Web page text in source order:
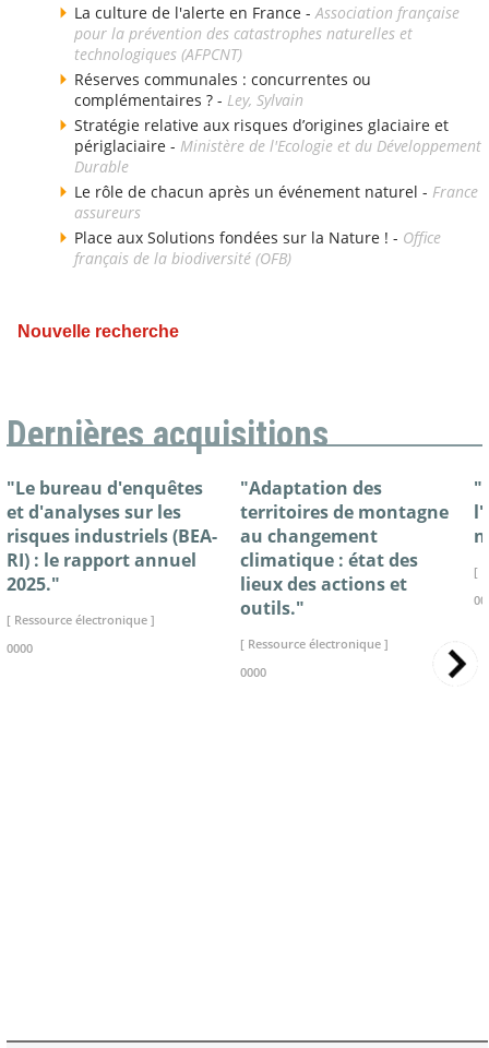
La culture de l'alerte en France -Association française
pour la prévention des catastrophes naturelles et
technologiques (AFPCNT)
Réserves communales : concurrentes ou
complémentaires ? - Ley, Sylvain
Stratégie relative aux risques d’origines glaciaire et
périglaciaire - Ministère de l'Ecologie et du Développement
Durable
Le rôle de chacun après un événement naturel - France
assureurs
Place aux Solutions fondées sur la Nature ! - Office
français de la biodiversité (OFB)
Nouvelle recherche
Dernières acquisitions
"Le bureau d'enquêtes
et d'analyses sur les
risques industriels (BEA-
RI) : le rapport annuel
2025."
[ Ressource électronique ]
0000
"Adaptation des
territoires de montagne
au changement
climatique : état des
lieux des actions et
outils."
[ Ressource électronique ]
0000
[